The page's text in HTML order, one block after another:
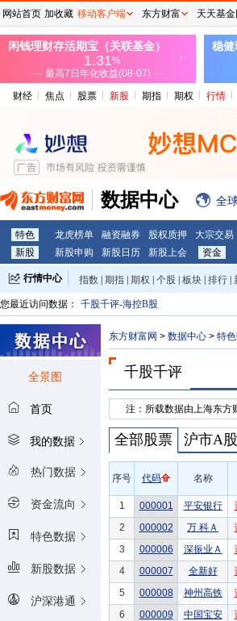
财经 焦点 股票 新股 期指 期权 行情
数据中心 全
特色 龙虎榜单 融资融券 股权质押 大宗交易
新股
新股申购 新股日历 新股上会 资金
行情中心 指数 期指 期权 个股 板块 排行
外汇 | 黄金 | 自选股 | 自选基金
您最近访问数据：
千股千评-海控B股
全景图
首页
我的数据
热门数据
资金流向
特色数据
新股数据
沪深港通
东方财富网 > 数据中心 > 特
千股千评
注：所载数据由上海东方
全部股票 沪市A股
序号 代码 名称
1 000001 平安银行
2
000002 万 科Ａ
3
000006 深振业Ａ
4
000007 全新好
5
000008 神州高铁
6
000009 中国宝安
网站首页 加收藏 移动客户端 东方财富 天天基金